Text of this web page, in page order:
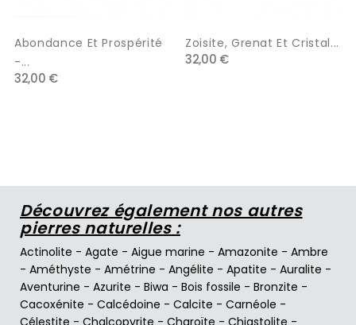
Abondance Et Prospérité
-...
32,00 €
Zoisite, Grenat Et Cristal...
32,00 €
Découvrez également nos autres
pierres naturelles :
Actinolite - Agate - Aigue marine - Amazonite - Ambre
- Améthyste - Amétrine - Angélite - Apatite - Auralite -
Aventurine - Azurite - Biwa - Bois fossile - Bronzite -
Cacoxénite - Calcédoine - Calcite - Carnéole -
Célestite - Chalcopyrite - Charoïte - Chiastolite -